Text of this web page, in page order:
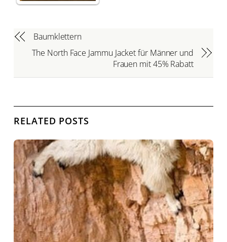
Baumklettern
The North Face Jammu Jacket für Männer und
Frauen mit 45% Rabatt
RELATED POSTS